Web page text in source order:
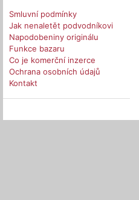
Smluvní podmínky
Jak nenaletět podvodníkovi
Napodobeniny originálu
Funkce bazaru
Co je komerční inzerce
Ochrana osobních údajů
Kontakt